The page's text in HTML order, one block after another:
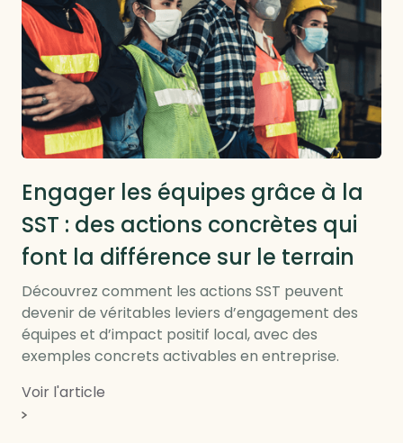
Engager les équipes grâce à la
SST : des actions concrètes qui
font la différence sur le terrain
Découvrez comment les actions SST peuvent
devenir de véritables leviers d’engagement des
équipes et d’impact positif local, avec des
exemples concrets activables en entreprise.
Voir l'article